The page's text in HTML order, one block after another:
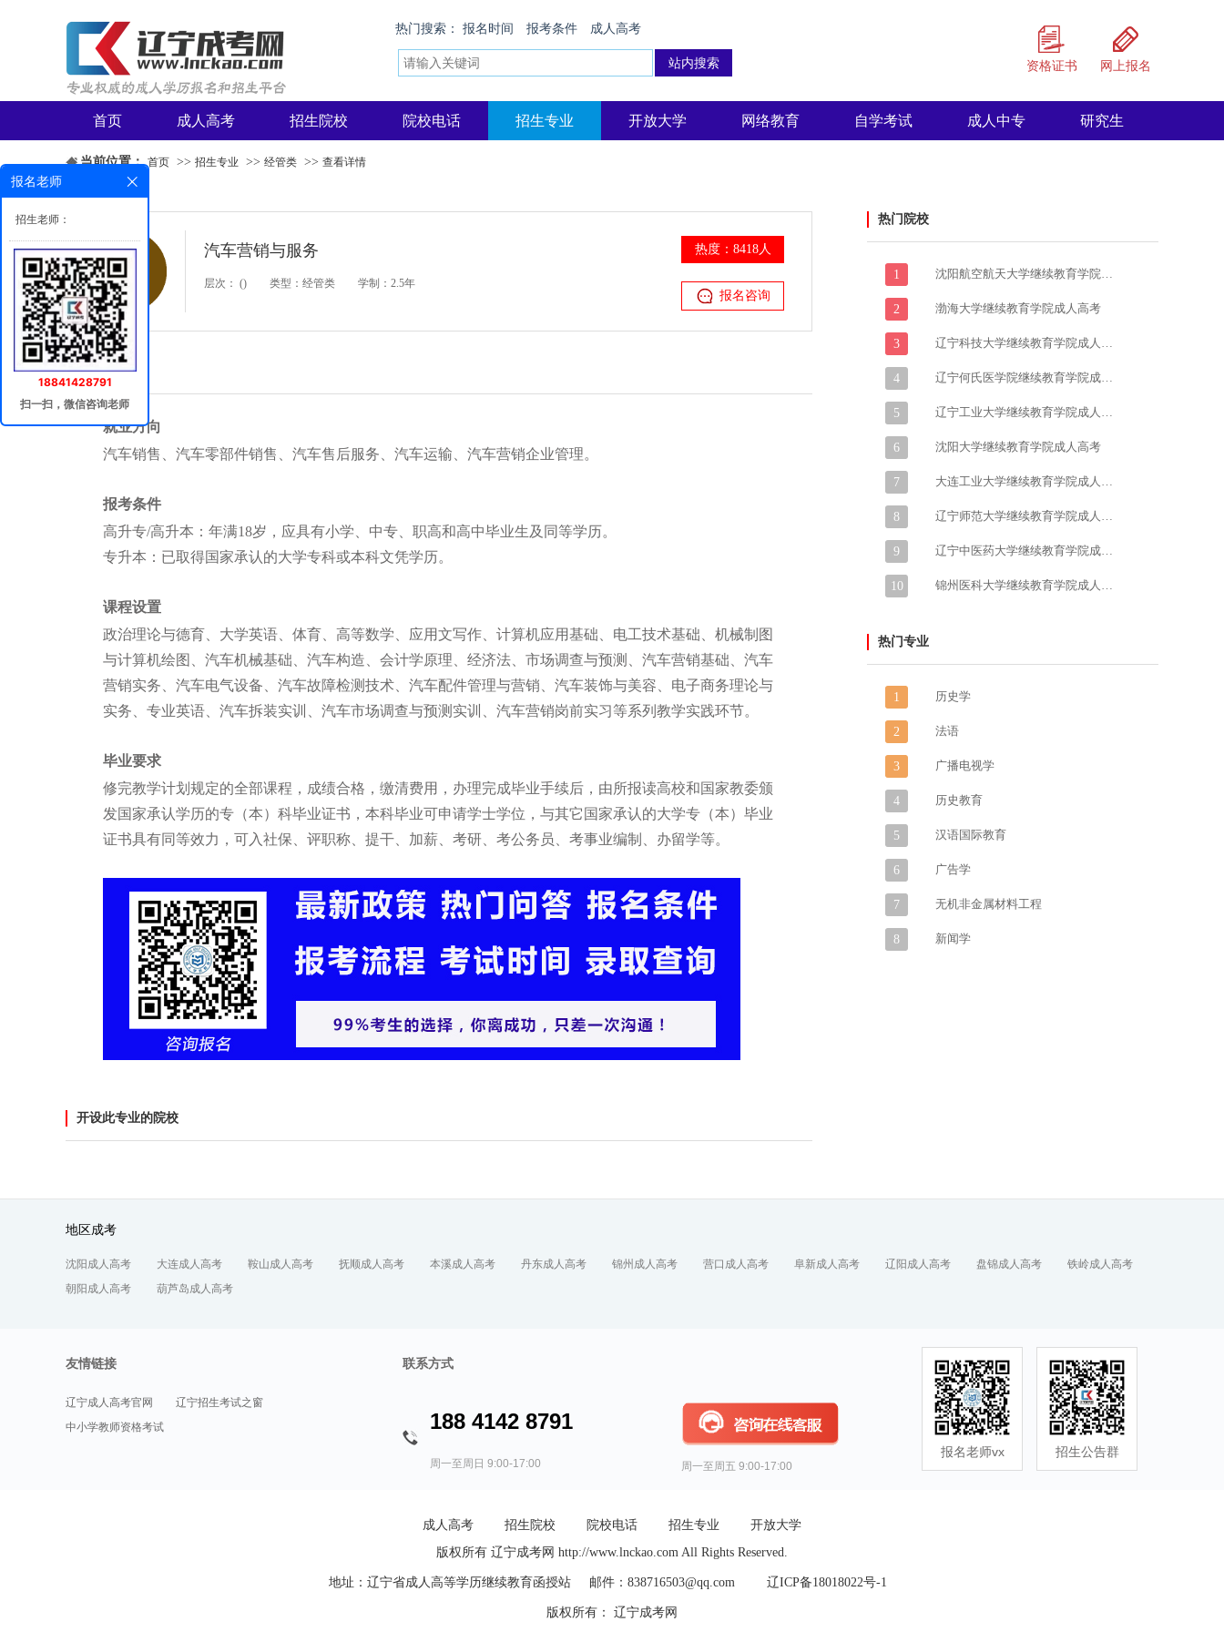
热门搜索： 报名时间 报考条件 成人高考
资格证书 网上报名
首页 成人高考 招生院校 院校电话 招生专业 开放大学 网络教育 自学考试 成人中专 研究生
当前位置： 首页 >> 招生专业 >> 经管类 >> 查看详情
汽车营销与服务
层次： () 类型：经管类 学制：2.5年
热度：8418人
报名咨询
专业介绍
就业方向
汽车销售、汽车零部件销售、汽车售后服务、汽车运输、汽车营销企业管理。
报考条件
高升专/高升本：年满18岁，应具有小学、中专、职高和高中毕业生及同等学历。
专升本：已取得国家承认的大学专科或本科文凭学历。
课程设置
政治理论与德育、大学英语、体育、高等数学、应用文写作、计算机应用基础、电工技术基础、机械制图
与计算机绘图、汽车机械基础、汽车构造、会计学原理、经济法、市场调查与预测、汽车营销基础、汽车
营销实务、汽车电气设备、汽车故障检测技术、汽车配件管理与营销、汽车装饰与美容、电子商务理论与
实务、专业英语、汽车拆装实训、汽车市场调查与预测实训、汽车营销岗前实习等系列教学实践环节。
毕业要求
修完教学计划规定的全部课程，成绩合格，缴清费用，办理完成毕业手续后，由所报读高校和国家教委颁
发国家承认学历的专（本）科毕业证书，本科毕业可申请学士学位，与其它国家承认的大学专（本）毕业
证书具有同等效力，可入社保、评职称、提干、加薪、考研、考公务员、考事业编制、办留学等。
开设此专业的院校
热门院校
1 沈阳航空航天大学继续教育学院成人高考
2 渤海大学继续教育学院成人高考
3 辽宁科技大学继续教育学院成人高考
4 辽宁何氏医学院继续教育学院成人高考
5 辽宁工业大学继续教育学院成人高考
6 沈阳大学继续教育学院成人高考
7 大连工业大学继续教育学院成人高考
8 辽宁师范大学继续教育学院成人高考
9 辽宁中医药大学继续教育学院成人高考
10 锦州医科大学继续教育学院成人高考
热门专业
1 历史学
2 法语
3 广播电视学
4 历史教育
5 汉语国际教育
6 广告学
7 无机非金属材料工程
8 新闻学
地区成考
沈阳成人高考 大连成人高考 鞍山成人高考 抚顺成人高考 本溪成人高考 丹东成人高考 锦州成人高考 营口成人高考 阜新成人高考 辽阳成人高考 盘锦成人高考
铁岭成人高考
朝阳成人高考
葫芦岛成人高考
友情链接
辽宁成人高考官网
辽宁招生考试之窗
中小学教师资格考试
联系方式
188 4142 8791
周一至周日 9:00-17:00 周一至周五 9:00-17:00
报名老师vx 招生公告群
成人高考 招生院校 院校电话 招生专业
开放大学
版权所有 辽宁成考网 http://www.lnckao.com All Rights Reserved.
地址：辽宁省成人高等学历继续教育函授站 邮件：838716503@qq.com 辽ICP备18018022号-1
版权所有： 辽宁成考网
报名老师
招生老师：
18841428791
扫一扫，微信咨询老师